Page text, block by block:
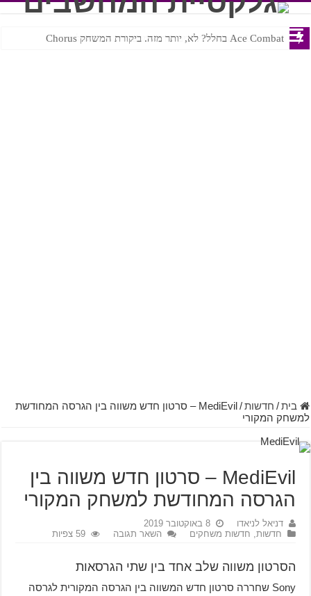
Ace Combat בחלל? לא, יותר מזה. ביקורת המשחק Chorus
Steven Universe והשירים שתורגמו בצורה נוראית לעברית
בית / חדשות /
MediEvil – סרטון חדש משווה בין הגרסה המחודשת
למשחק המקורי
MediEvil – סרטון חדש משווה בין
הגרסה המחודשת למשחק המקורי
דניאל לניאדו
8 באוקטובר 2019
חדשות, חדשות משחקים השאר תגובה 59 צפיות
הסרטון משווה שלב אחד בין שתי הגרסאות
Sony שחררה סרטון חדש המשווה בין הגרסה המקורית לגרסה